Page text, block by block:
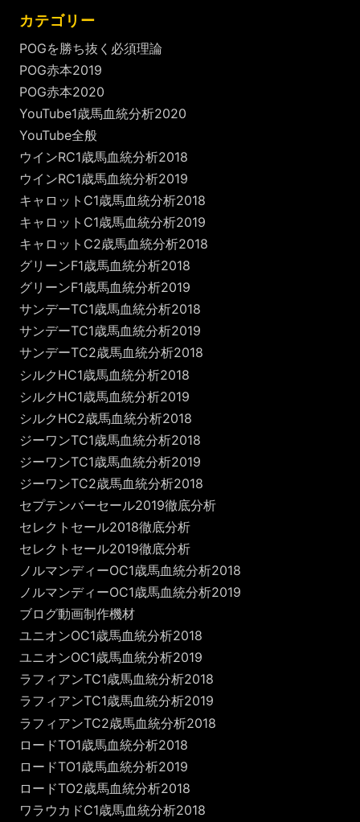
カテゴリー
POGを勝ち抜く必須理論
POG赤本2019
POG赤本2020
YouTube1歳馬血統分析2020
YouTube全般
ウインRC1歳馬血統分析2018
ウインRC1歳馬血統分析2019
キャロットC1歳馬血統分析2018
キャロットC1歳馬血統分析2019
キャロットC2歳馬血統分析2018
グリーンF1歳馬血統分析2018
グリーンF1歳馬血統分析2019
サンデーTC1歳馬血統分析2018
サンデーTC1歳馬血統分析2019
サンデーTC2歳馬血統分析2018
シルクHC1歳馬血統分析2018
シルクHC1歳馬血統分析2019
シルクHC2歳馬血統分析2018
ジーワンTC1歳馬血統分析2018
ジーワンTC1歳馬血統分析2019
ジーワンTC2歳馬血統分析2018
セプテンバーセール2019徹底分析
セレクトセール2018徹底分析
セレクトセール2019徹底分析
ノルマンディーOC1歳馬血統分析2018
ノルマンディーOC1歳馬血統分析2019
ブログ動画制作機材
ユニオンOC1歳馬血統分析2018
ユニオンOC1歳馬血統分析2019
ラフィアンTC1歳馬血統分析2018
ラフィアンTC1歳馬血統分析2019
ラフィアンTC2歳馬血統分析2018
ロードTO1歳馬血統分析2018
ロードTO1歳馬血統分析2019
ロードTO2歳馬血統分析2018
ワラウカドC1歳馬血統分析2018